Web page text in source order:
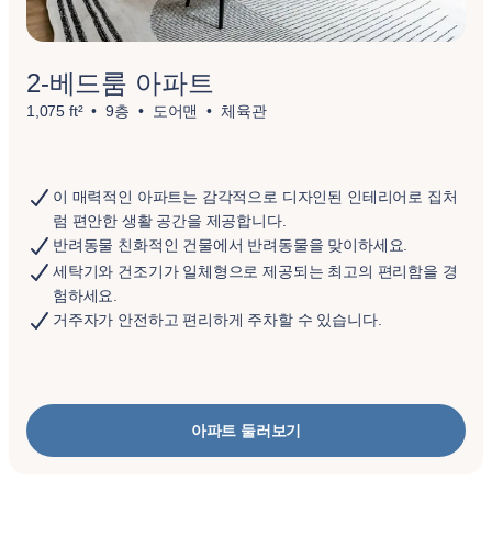
2-베드룸 아파트
1,075 ft² 9층 도어맨 체육관
이 매력적인 아파트는 감각적으로 디자인된 인테리어로 집처
럼 편안한 생활 공간을 제공합니다.
반려동물 친화적인 건물에서 반려동물을 맞이하세요.
세탁기와 건조기가 일체형으로 제공되는 최고의 편리함을 경
험하세요.
거주자가 안전하고 편리하게 주차할 수 있습니다.
아파트 둘러보기